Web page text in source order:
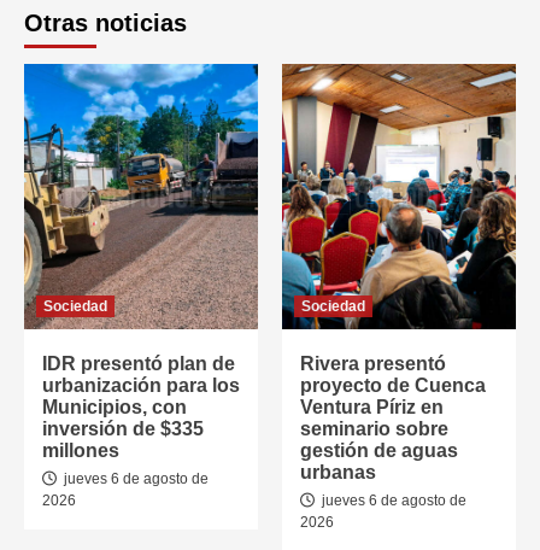
Otras noticias
Sociedad
IDR presentó plan de
urbanización para los
Municipios, con
inversión de $335
millones
jueves 6 de agosto de
2026
Sociedad
Rivera presentó
proyecto de Cuenca
Ventura Píriz en
seminario sobre
gestión de aguas
urbanas
jueves 6 de agosto de
2026